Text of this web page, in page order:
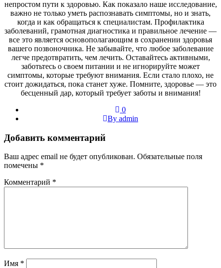
непростом пути к здоровью. Как показало наше исследование,
важно не только уметь распознавать симптомы, но и знать,
когда и как обращаться к специалистам. Профилактика
заболеваний, грамотная диагностика и правильное лечение —
все это является основополагающим в сохранении здоровья
вашего позвоночника. Не забывайте, что любое заболевание
легче предотвратить, чем лечить. Оставайтесь активными,
заботьтесь о своем питании и не игнорируйте может
симптомы, которые требуют внимания. Если стало плохо, не
стоит дожидаться, пока станет хуже. Помните, здоровье — это
бесценный дар, который требует заботы и внимания!
0
By admin
Добавить комментарий
Ваш адрес email не будет опубликован. Обязательные поля
помечены *
Комментарий *
Имя *